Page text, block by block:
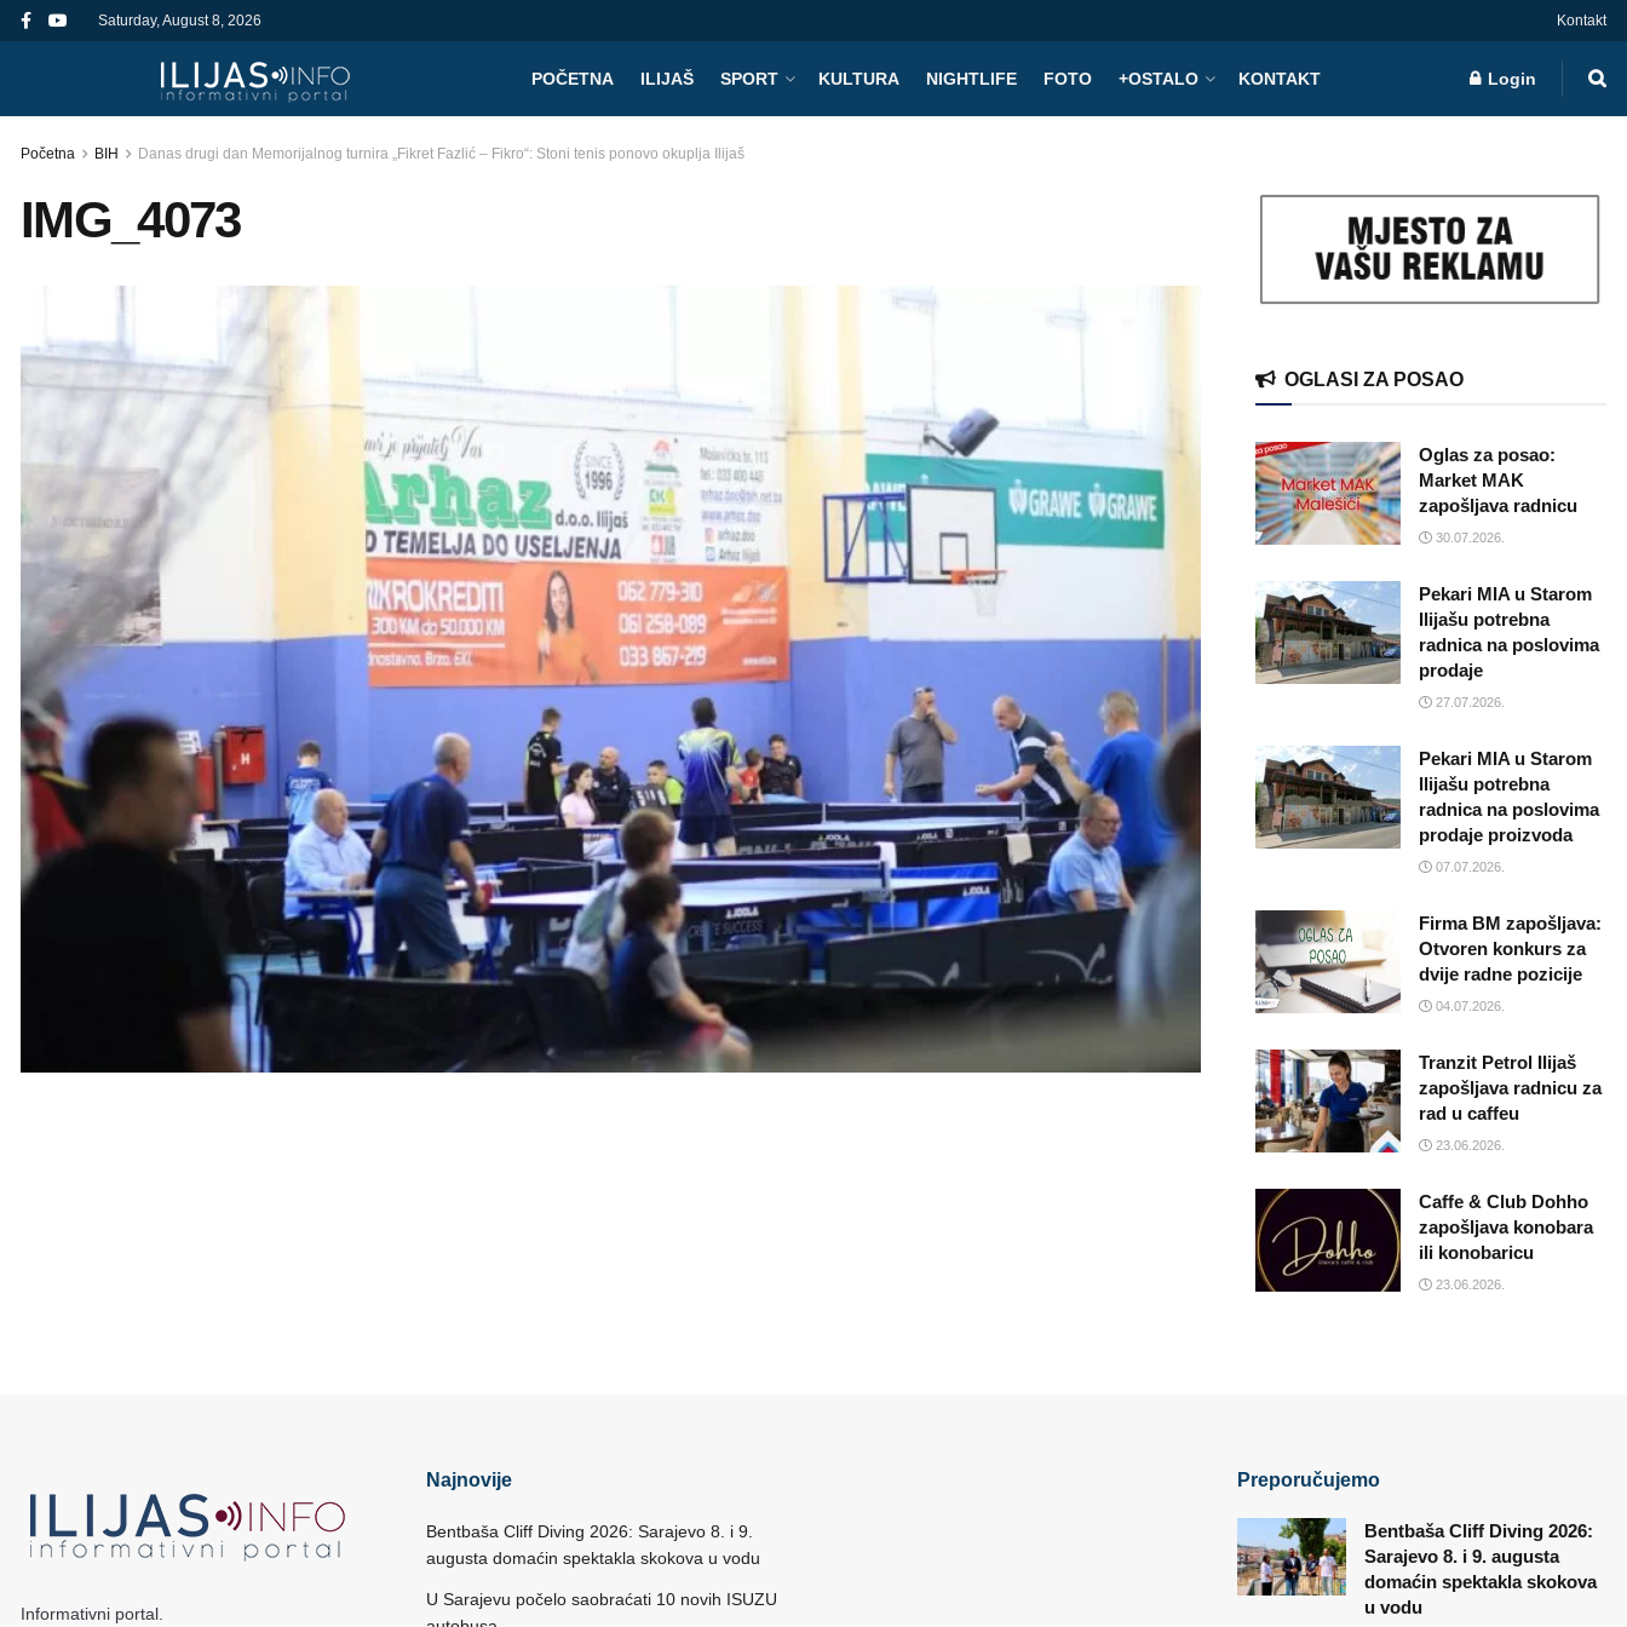
Saturday, August 8, 2026 Kontakt
POČETNA ILIJAŠ SPORT KULTURA NIGHTLIFE FOTO +OSTALO KONTAKT Login
Početna BIH Danas drugi dan Memorijalnog turnira „Fikret Fazlić – Fikro“: Stoni tenis ponovo okuplja Ilijaš
IMG_4073
OGLASI ZA POSAO
Oglas za posao:
Market MAK
zapošljava radnicu
30.07.2026.
Pekari MIA u Starom
Ilijašu potrebna
radnica na poslovima
prodaje
27.07.2026.
Pekari MIA u Starom
Ilijašu potrebna
radnica na poslovima
prodaje proizvoda
07.07.2026.
Firma BM zapošljava:
Otvoren konkurs za
dvije radne pozicije
04.07.2026.
Tranzit Petrol Ilijaš
zapošljava radnicu za
rad u caffeu
23.06.2026.
Caffe & Club Dohho
zapošljava konobara
ili konobaricu
23.06.2026.
Informativni portal.
Najnovije
Bentbaša Cliff Diving 2026: Sarajevo 8. i 9.
augusta domaćin spektakla skokova u vodu
U Sarajevu počelo saobraćati 10 novih ISUZU
Preporučujemo
Bentbaša Cliff Diving 2026:
Sarajevo 8. i 9. augusta
domaćin spektakla skokova
u vodu